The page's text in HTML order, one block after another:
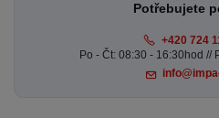
Potřebujete
+420 724
Po - Čt: 08:30 - 16:30hod //